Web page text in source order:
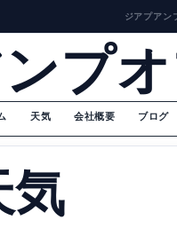
ジアプアン
プ
天気 会社概要 ブログ
気